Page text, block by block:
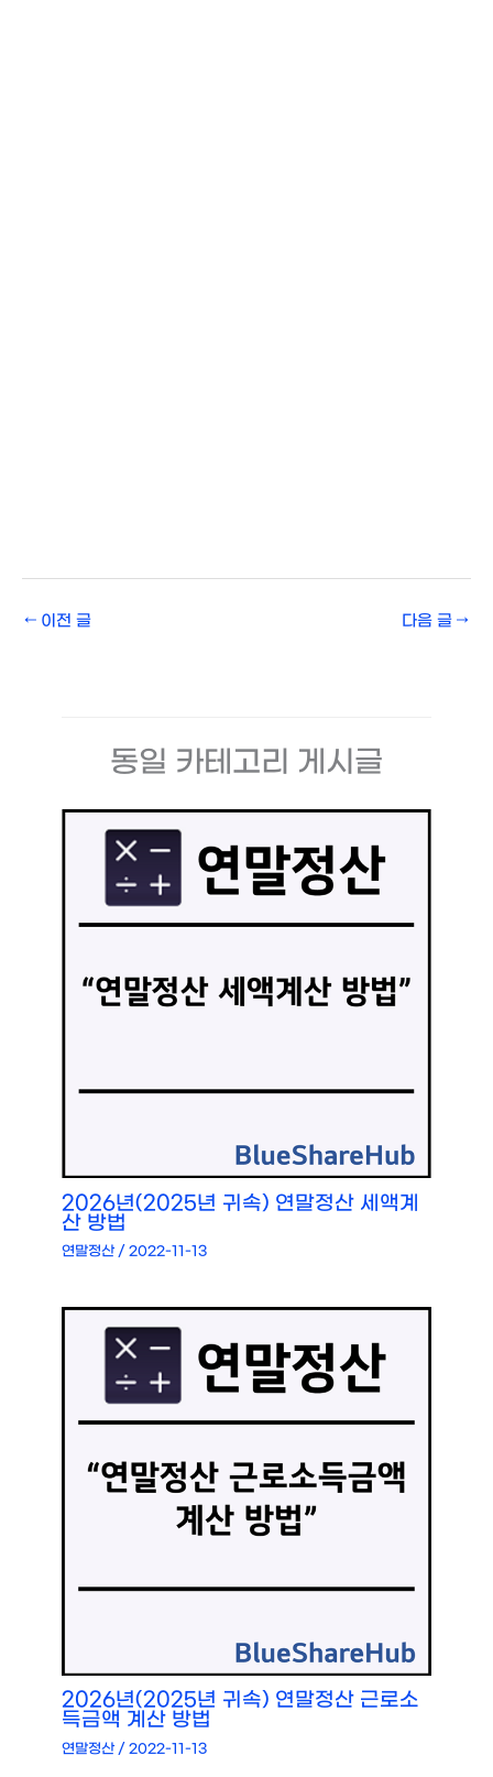
← 이전 글 다음 글 →
동일 카테고리 게시글
2026년(2025년 귀속) 연말정산 세액계
산 방법
연말정산 /2022-11-13
2026년(2025년 귀속) 연말정산 근로소
득금액 계산 방법
연말정산 /2022-11-13